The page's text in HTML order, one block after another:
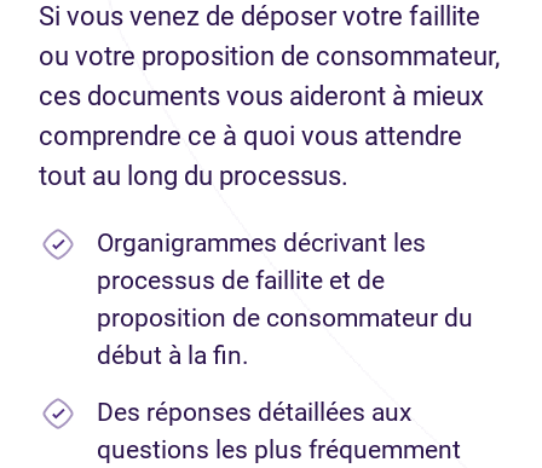
Si vous venez de déposer votre faillite
ou votre proposition de consommateur,
ces documents vous aideront à mieux
comprendre ce à quoi vous attendre
tout au long du processus.
Organigrammes décrivant les
processus de faillite et de
proposition de consommateur du
début à la fin.
Des réponses détaillées aux
questions les plus fréquemment